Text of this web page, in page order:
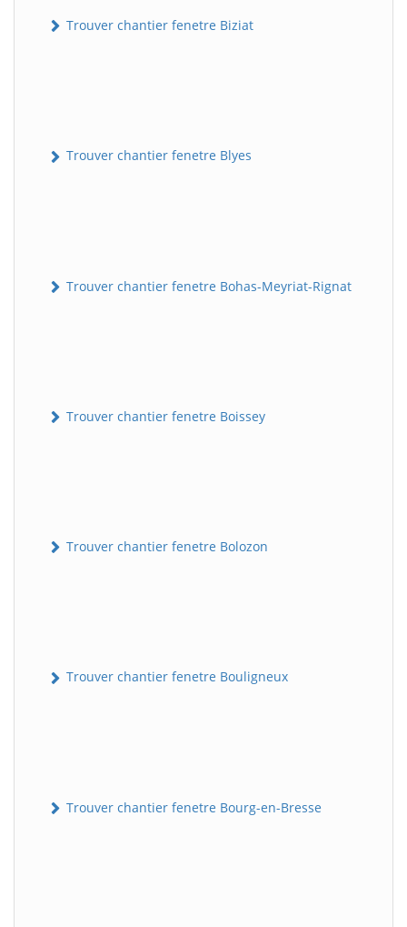
Trouver chantier fenetre Biziat
Trouver chantier fenetre Blyes
Trouver chantier fenetre Bohas-Meyriat-Rignat
Trouver chantier fenetre Boissey
Trouver chantier fenetre Bolozon
Trouver chantier fenetre Bouligneux
Trouver chantier fenetre Bourg-en-Bresse